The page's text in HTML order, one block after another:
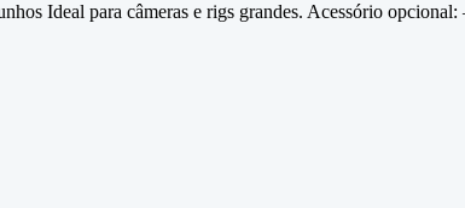
Ideal para câmeras e rigs grandes. Acessório